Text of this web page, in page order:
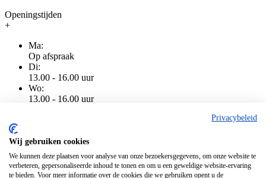
Openingstijden
+
Ma:
Op afspraak
Di:
13.00 - 16.00 uur
Wo:
13.00 - 16.00 uur
13.00 - 16.00 uur
Gesloten
Zo:
Privacybeleid
Wij gebruiken cookies
We kunnen deze plaatsen voor analyse van onze bezoekersgegevens, om onze website te
verbeteren, gepersonaliseerde inhoud te tonen en om u een geweldige website-ervaring
te bieden. Voor meer informatie over de cookies die we gebruiken opent u de